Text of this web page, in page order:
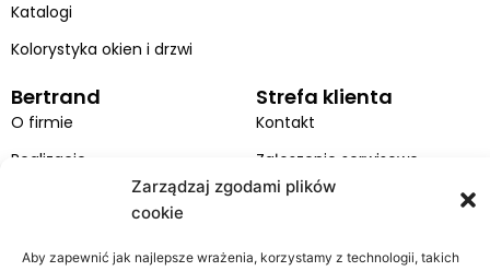
Zarządzaj zgodami plików
cookie
Aby zapewnić jak najlepsze wrażenia, korzystamy z technologii, takich
Katalogi
Kolorystyka okien i drzwi
Bertrand
O firmie
Realizacje
Strefa klienta
Kontakt
Zgłoszenie serwisowe
Montaż